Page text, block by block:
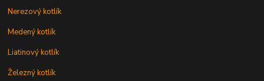
Nerezový kotlík
Medený kotlík
Liatinový kotlík
Železný kotlík